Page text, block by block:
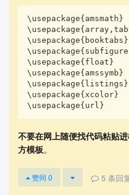
    Follow us @COMAPMath on Twitter or COMAPCHINA
OFFICIAL on Weibo for
information.
    \begin{keywords}
        keyword1; keyword2
    \end{keywords}
\end{abstract}
\maketitle
%% Generate the
d.
\tableofcontents
\newpage
%%
%% Generate the
%%
\usepackage{amsmath}
\usepackage{booktabs}
\usepackage{float}
\usepackage{amssymb}
\usepackage{listings}
\usepackage{xcolor}
\usepackage{url}
不要在网上随便找代码粘贴
方模板。
赞同 0 5 条回